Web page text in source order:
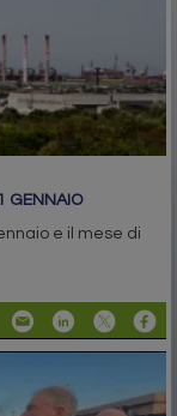
GENNAIO
e il mese di